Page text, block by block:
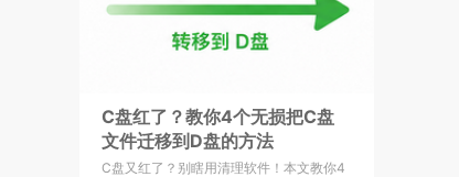
C盘红了？教你4个无损把C盘
文件迁移到D盘的方法
C盘又红了？别瞎用清理软件！本文教你4